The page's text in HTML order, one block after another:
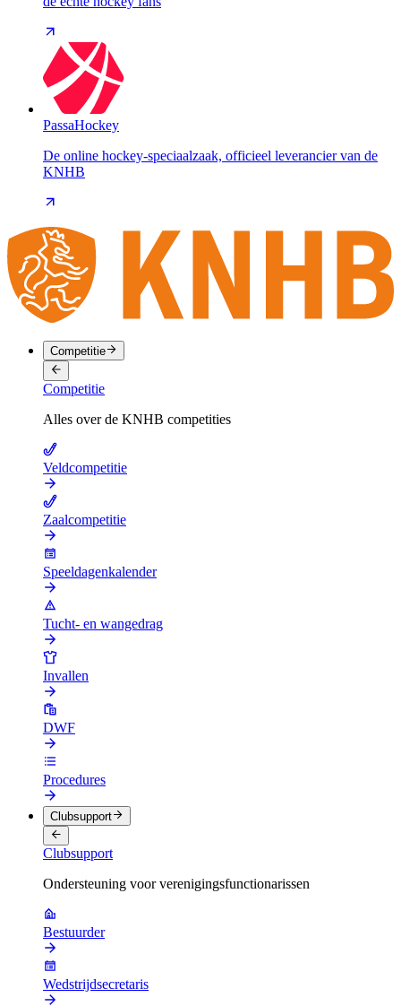
PassaHockey
De online hockey-speciaalzaak, officieel leverancier van de
KNHB
Competitie
Competitie
Alles over de KNHB competities
Veldcompetitie
Zaalcompetitie
Speeldagenkalender
Tucht- en wangedrag
Invallen
DWF
Procedures
Clubsupport
Clubsupport
Ondersteuning voor verenigingsfunctionarissen
Bestuurder
Wedstrijdsecretaris